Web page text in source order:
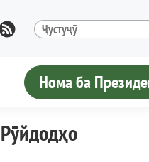
Нома ба
Рӯйдодҳо